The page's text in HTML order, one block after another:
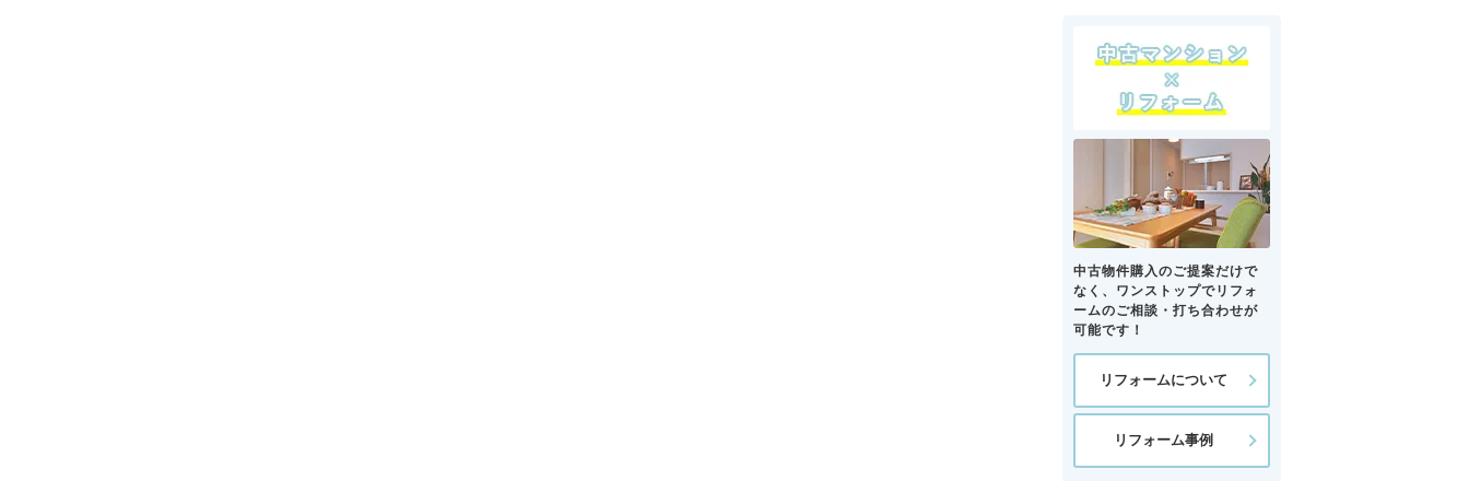
中古物件購入のご提案だけで
なく、ワンストップでリフォ
ームのご相談・打ち合わせが
可能です！
リフォームについて
リフォーム事例